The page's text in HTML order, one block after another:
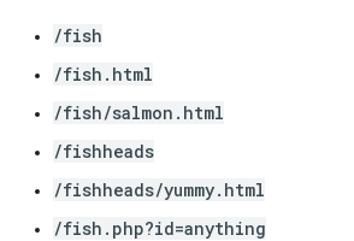
/fish
/fish.html
/fish/salmon.html
/fishheads
/fishheads/yummy.html
/fish.php?id=anything